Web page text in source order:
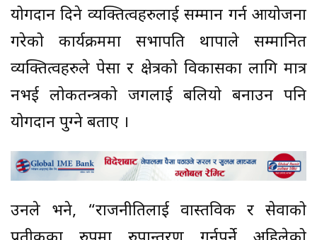
योगदान दिने व्यक्तित्वहरुलाई सम्मान गर्न आयोजना
गरेको कार्यक्रममा सभापति थापाले सम्मानित
व्यक्तित्वहरुले पेसा र क्षेत्रको विकासका लागि मात्र
नभई लोकतन्त्रको जगलाई बलियो बनाउन पनि
योगदान पुग्ने बताए ।
उनले भने, “राजनीतिलाई वास्तविक र सेवाको